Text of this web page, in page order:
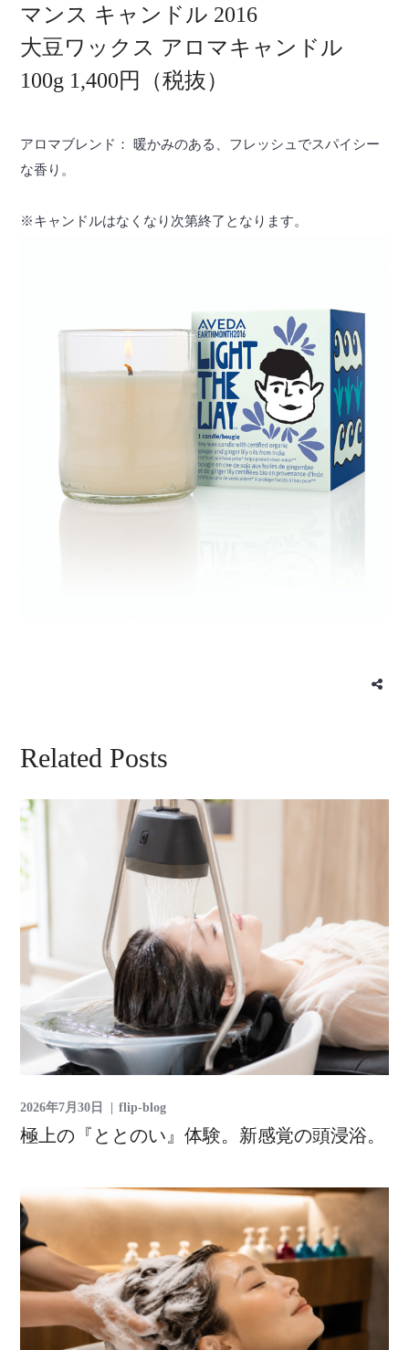
マンス キャンドル 2016
大豆ワックス アロマキャンドル
100g 1,400円（税抜）
アロマブレンド： 暖かみのある、フレッシュでスパイシー
な香り。
※キャンドルはなくなり次第終了となります。
Related Posts
2026年7月30日 flip-blog
極上の『ととのい』体験。新感覚の頭浸浴。